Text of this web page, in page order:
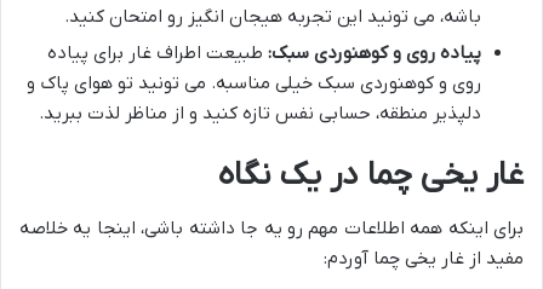
باشه، می تونید این تجربه هیجان انگیز رو امتحان کنید.
پیاده روی و کوهنوردی سبک: طبیعت اطراف غار برای پیاده
روی و کوهنوردی سبک خیلی مناسبه. می تونید تو هوای پاک و
دلپذیر منطقه، حسابی نفس تازه کنید و از مناظر لذت ببرید.
غار یخی چما در یک نگاه
برای اینکه همه اطلاعات مهم رو یه جا داشته باشی، اینجا یه خلاصه
مفید از غار یخی چما آوردم: